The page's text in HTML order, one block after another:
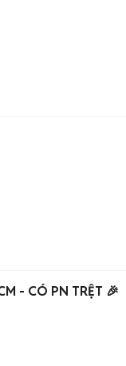
- CÓ PN TRỆT 🎉